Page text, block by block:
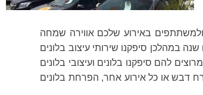
ולמשתתפים באירוע שלכם אווירה שמחה
במהלכן סיפקנו שירותי עיצוב בלונים
להם סיפקנו בלונים ועיצובי בלונים
דבש או כל אירוע אחר, הפרחת בלונים